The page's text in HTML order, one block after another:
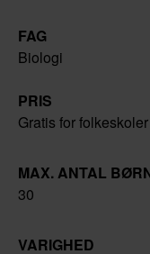
FAG
Biologi
PRIS
Gratis for
MAX. ANTAL
30
VARIGHED